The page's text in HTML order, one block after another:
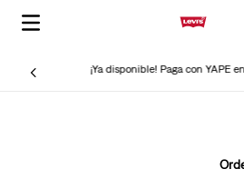
¡Ya disponible! Paga con YAPE